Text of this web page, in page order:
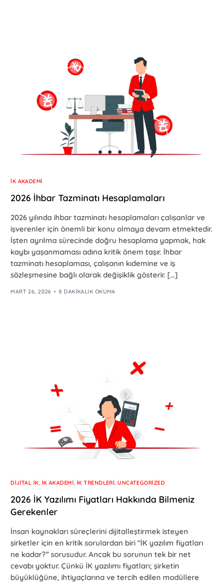
İK AKADEMI
2026 İhbar Tazminatı Hesaplamaları
2026 yılında ihbar tazminatı hesaplamaları çalışanlar ve
işverenler için önemli bir konu olmaya devam etmektedir.
İşten ayrılma sürecinde doğru hesaplama yapmak, hak
kaybı yaşanmaması adına kritik önem taşır. İhbar
tazminatı hesaplaması, çalışanın kıdemine ve iş
sözleşmesine bağlı olarak değişiklik gösterir. […]
MART 26, 2026 8 DAKIKALIK OKUMA
DIJITAL İK İK AKADEMI ,İK TRENDLERI ,UNCATEGORIZED
2026 İK Yazılımı Fiyatları Hakkında Bilmeniz
Gerekenler
İnsan kaynakları süreçlerini dijitalleştirmek isteyen
şirketler için en kritik sorulardan biri “İK yazılım fiyatları
ne kadar?” sorusudur. Ancak bu sorunun tek bir net
cevabı yoktur. Çünkü İK yazılımı fiyatları; şirketin
büyüklüğüne, ihtiyaçlarına ve tercih edilen modüllere